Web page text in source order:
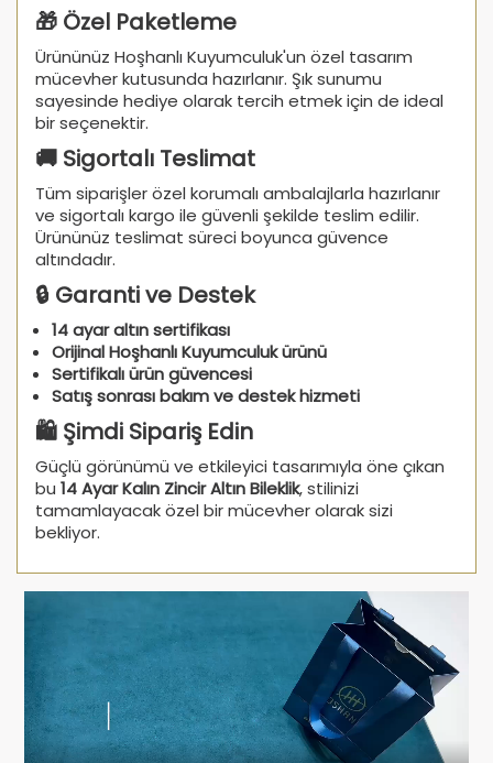
🎁 Özel Paketleme
Ürününüz Hoşhanlı Kuyumculuk'un özel tasarım
mücevher kutusunda hazırlanır. Şık sunumu
sayesinde hediye olarak tercih etmek için de ideal
bir seçenektir.
🚚 Sigortalı Teslimat
Tüm siparişler özel korumalı ambalajlarla hazırlanır
ve sigortalı kargo ile güvenli şekilde teslim edilir.
Ürününüz teslimat süreci boyunca güvence
altındadır.
🔒 Garanti ve Destek
14 ayar altın sertifikası
Orijinal Hoşhanlı Kuyumculuk ürünü
Sertifikalı ürün güvencesi
Satış sonrası bakım ve destek hizmeti
🛍️ Şimdi Sipariş Edin
Güçlü görünümü ve etkileyici tasarımıyla öne çıkan
bu 14 Ayar Kalın Zincir Altın Bileklik, stilinizi
tamamlayacak özel bir mücevher olarak sizi
bekliyor.